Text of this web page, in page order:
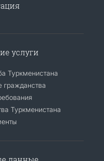
услуги
Туркменистана
гражданства
Туркменистана